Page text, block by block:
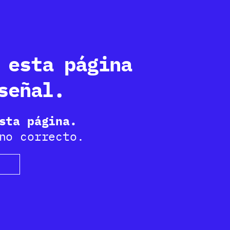
esta página
página.
correcto.